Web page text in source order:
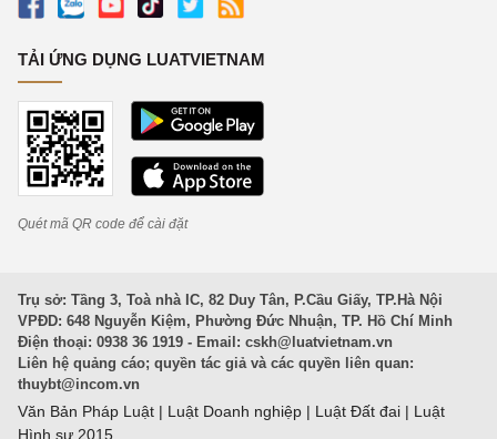
TẢI ỨNG DỤNG LUATVIETNAM
Quét mã QR code để cài đặt
Trụ sở: Tầng 3, Toà nhà IC, 82 Duy Tân, P.Cầu Giấy, TP.Hà Nội
VPĐD: 648 Nguyễn Kiệm, Phường Đức Nhuận, TP. Hồ Chí Minh
Điện thoại: 0938 36 1919 - Email: cskh@luatvietnam.vn
Liên hệ quảng cáo; quyền tác giả và các quyền liên quan:
thuybt@incom.vn
Văn Bản Pháp Luật | Luật Doanh nghiệp | Luật Đất đai | Luật
Hình sự 2015